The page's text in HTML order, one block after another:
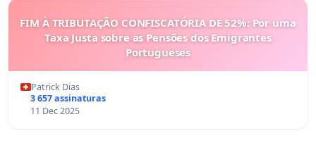
FIM À TRIBUTAÇÃO CONFISCATÓRIA DE 52%: Por uma
Taxa Justa sobre as Pensões dos Emigrantes
Portugueses
Patrick Dias
3 657 assinaturas
11 Dec 2025